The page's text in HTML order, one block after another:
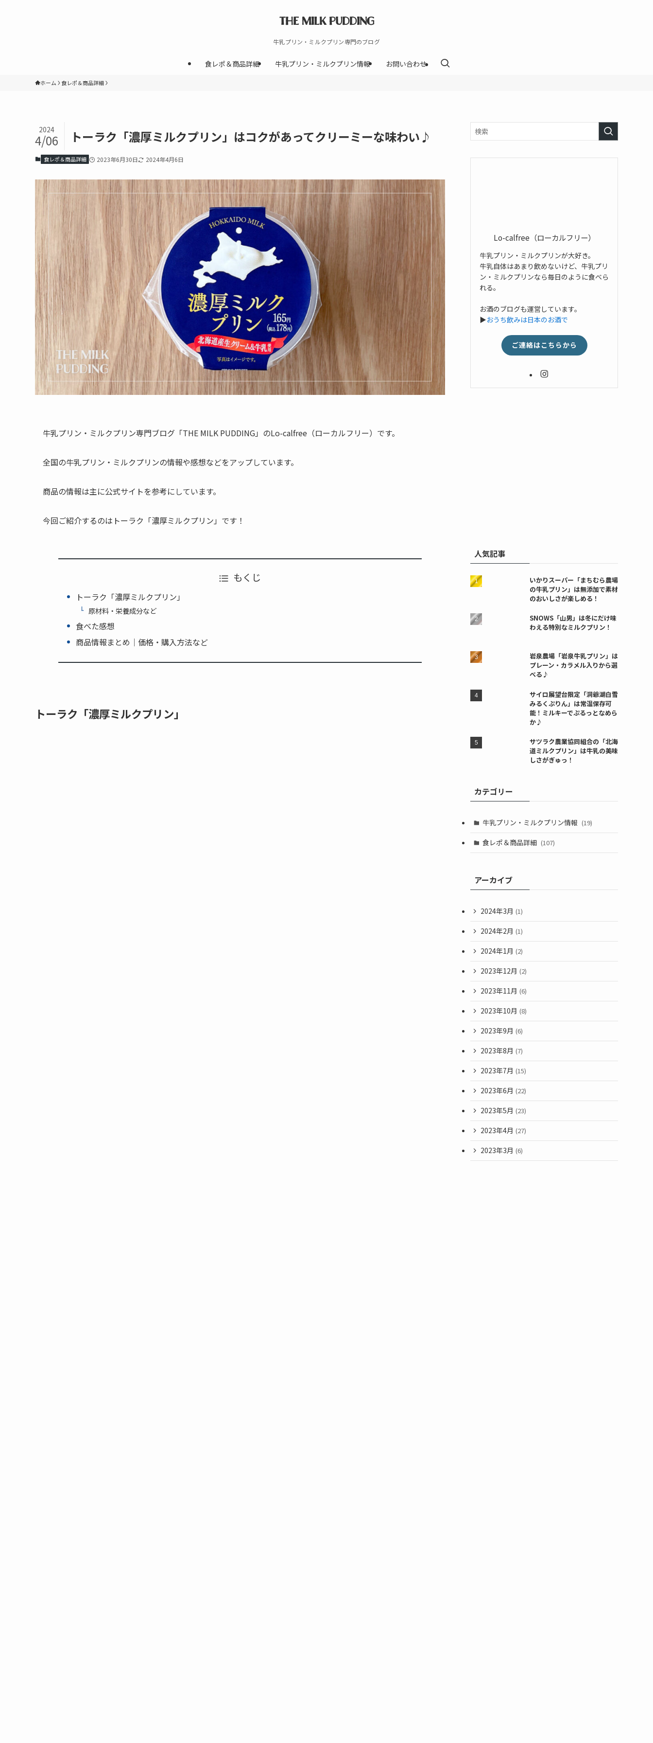
THE MILK PUDDING
牛乳プリン・ミルクプリン専門のブログ
食レポ＆商品詳細 牛乳プリン・ミルクプリン情報 お問い合わせ
ホーム 食レポ＆商品詳細
トーラク「濃厚ミルクプリン」はコクがあってクリーミーな味わい♪
2024
4/06
食レポ＆商品詳細 2023年6月30日 2024年4月6日
牛乳プリン・ミルクプリン専門ブログ「THE MILK PUDDING」のLo-calfree（ローカルフリー）です。
全国の牛乳プリン・ミルクプリンの情報や感想などをアップしています。
商品の情報は主に公式サイトを参考にしています。
今回ご紹介するのはトーラク「濃厚ミルクプリン」です！
もくじ
トーラク「濃厚ミルクプリン」
原材料・栄養成分など
食べた感想
商品情報まとめ｜価格・購入方法など
トーラク「濃厚ミルクプリン」
Lo-calfree（ローカルフリー）
牛乳プリン・ミルクプリンが大好き。
牛乳自体はあまり飲めないけど、牛乳プリ
ン・ミルクプリンなら毎日のように食べら
れる。
お酒のブログも運営しています。
▶おうち飲みは日本のお酒で
ご連絡はこちらから
人気記事
いかりスーパー「まちむら農場
の牛乳プリン」は無添加で素材
のおいしさが楽しめる！
SNOWS「山男」は冬にだけ味
わえる特別なミルクプリン！
岩泉農場「岩泉牛乳プリン」は
プレーン・カラメル入りから選
べる♪
サイロ展望台限定「洞爺湖白雪
みるくぷりん」は常温保存可
能！ミルキーでぷるっとなめら
か♪
サツラク農業協同組合の「北海
道ミルクプリン」は牛乳の美味
しさがぎゅっ！
カテゴリー
牛乳プリン・ミルクプリン情報 (19)
食レポ＆商品詳細 (107)
アーカイブ
2024年3月 (1)
2024年2月 (1)
2024年1月 (2)
2023年12月 (2)
2023年11月 (6)
2023年10月 (8)
2023年9月 (6)
2023年8月 (7)
2023年7月 (15)
2023年6月 (22)
2023年5月 (23)
2023年4月 (27)
2023年3月 (6)